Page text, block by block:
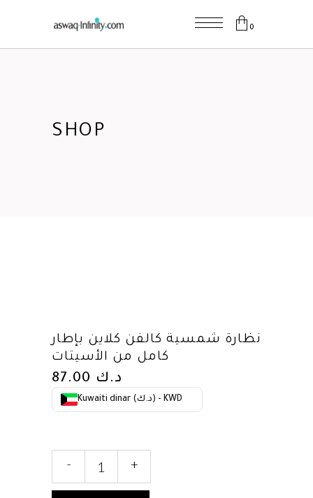
0
SHOP
نظارة شمسية كالفن كلاين بإطار
كامل من الأسيتات
د.ك
Kuwaiti dinar (د.ك) - KWD
كالفن
- +